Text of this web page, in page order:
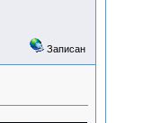
Записан